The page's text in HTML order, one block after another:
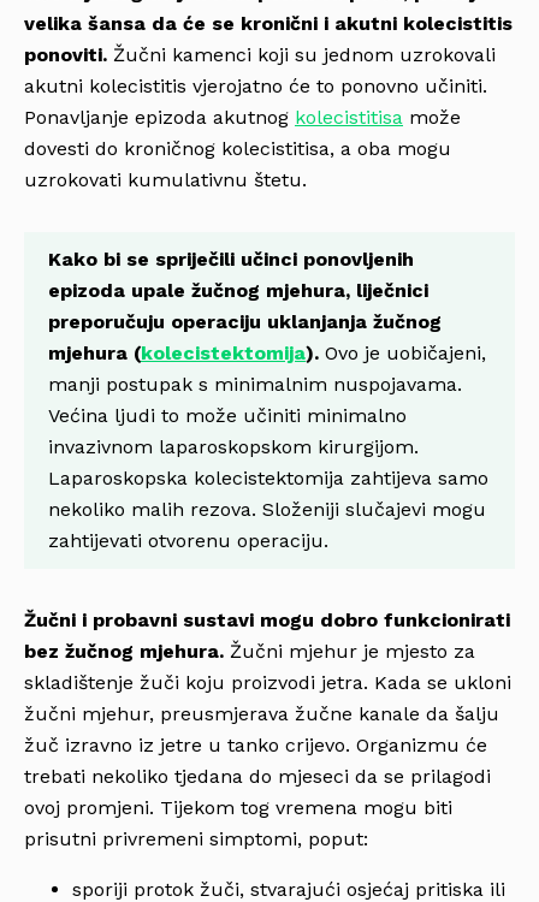
velika šansa da će se kronični i akutni kolecistitis
ponoviti. Žučni kamenci koji su jednom uzrokovali
akutni kolecistitis vjerojatno će to ponovno učiniti.
Ponavljanje epizoda akutnog kolecistitisa može
dovesti do kroničnog kolecistitisa, a oba mogu
uzrokovati kumulativnu štetu.
Kako bi se spriječili učinci ponovljenih
epizoda upale žučnog mjehura, liječnici
preporučuju operaciju uklanjanja žučnog
mjehura (kolecistektomija). Ovo je uobičajeni,
manji postupak s minimalnim nuspojavama.
Većina ljudi to može učiniti minimalno
invazivnom laparoskopskom kirurgijom.
Laparoskopska kolecistektomija zahtijeva samo
nekoliko malih rezova. Složeniji slučajevi mogu
zahtijevati otvorenu operaciju.
Žučni i probavni sustavi mogu dobro funkcionirati
bez žučnog mjehura. Žučni mjehur je mjesto za
skladištenje žuči koju proizvodi jetra. Kada se ukloni
žučni mjehur, preusmjerava žučne kanale da šalju
žuč izravno iz jetre u tanko crijevo. Organizmu će
trebati nekoliko tjedana do mjeseci da se prilagodi
ovoj promjeni. Tijekom tog vremena mogu biti
prisutni privremeni simptomi, poput:
sporiji protok žuči, stvarajući osjećaj pritiska ili